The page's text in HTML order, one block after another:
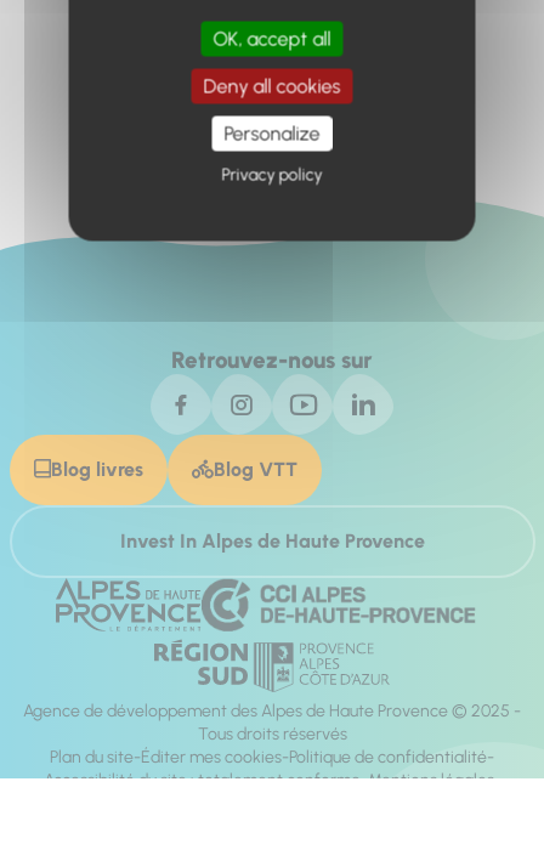
Retour à l'accueil
Retrouvez-nous sur
Blog livres Blog VTT
Invest In Alpes de Haute Provence
Agence de développement des Alpes de Haute Provence © 2025 -
Tous droits réservés
Plan du site Éditer mes cookies Politique de confidentialité
Accessibilité du site : totalement conforme Mentions légales
OK, accept all
Deny all cookies
Personalize
Privacy policy